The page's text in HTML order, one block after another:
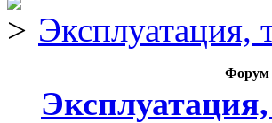
Эксплуатация,
Форум